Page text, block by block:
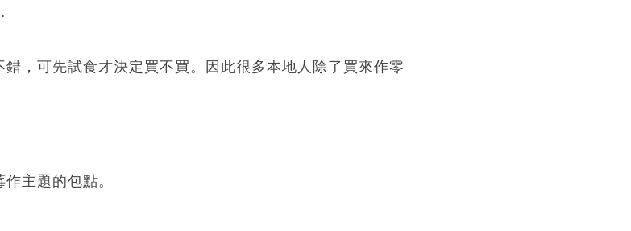
，可先試食才決定買不買。因此很多本地人除了買來作零
主題的包點。